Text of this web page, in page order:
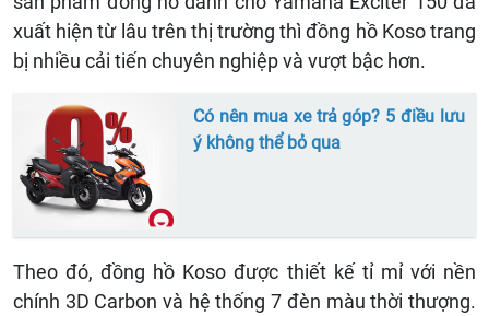
xuất hiện từ lâu trên thị trường thì đồng hồ Koso trang
bị nhiều cải tiến chuyên nghiệp và vượt bậc hơn.
Có nên mua xe trả góp? 5 điều lưu
ý không thể bỏ qua
Theo đó, đồng hồ Koso được thiết kế tỉ mỉ với nền
chính 3D Carbon và hệ thống 7 đèn màu thời thượng.